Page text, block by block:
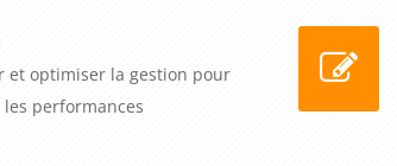
et optimiser la gestion pour
performances